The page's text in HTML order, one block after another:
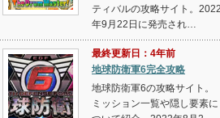
ティバルの攻略サイト。2022
年9月22日に発売され…
最終更新日：4年前
地球防衛軍6完全攻略
地球防衛軍6の攻略サイト。
ミッション一覧や隠し要素に